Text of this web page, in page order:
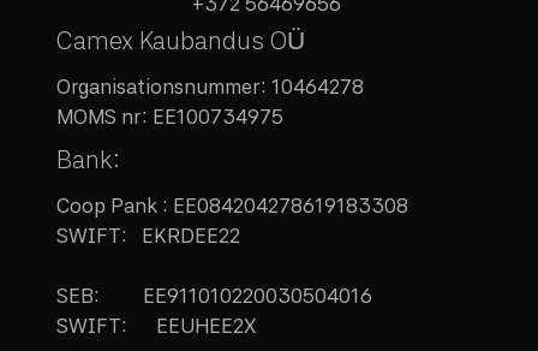
Camex Kaubandus OÜ
Organisationsnummer: 10464278
MOMS nr: EE100734975
Bank:
Coop Pank : EE084204278619183308
SWIFT: EKRDEE22
SEB: EE911010220030504016
SWIFT: EEUHEE2X